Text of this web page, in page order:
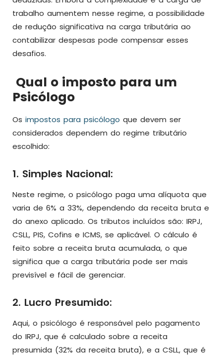
trabalho aumentem nesse regime, a possibilidade
de redução significativa na carga tributária ao
contabilizar despesas pode compensar esses
desafios.
Qual o imposto para um
Psicólogo
Os impostos para psicólogo que devem ser
considerados dependem do regime tributário
escolhido:
1. Simples Nacional:
Neste regime, o psicólogo paga uma alíquota que
varia de 6% a 33%, dependendo da receita bruta e
do anexo aplicado. Os tributos incluídos são: IRPJ,
CSLL, PIS, Cofins e ICMS, se aplicável. O cálculo é
feito sobre a receita bruta acumulada, o que
significa que a carga tributária pode ser mais
previsível e fácil de gerenciar.
2. Lucro Presumido:
Aqui, o psicólogo é responsável pelo pagamento
do IRPJ, que é calculado sobre a receita
presumida (32% da receita bruta), e a CSLL, que é